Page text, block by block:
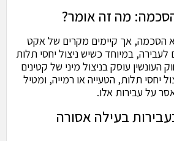
מה זה אומר?
הסכמה, אך קיימים מקרים של אקט
במיוחד כשיש ניצול יחסי תלות
סעיף 346 לחוק העונשין עוסק בניצול מיני של קטינים
18 תוך ניצול יחסי תלות, הטעייה או רמייה, ומטיל
על עבירות אלו.
בעילה אסורה